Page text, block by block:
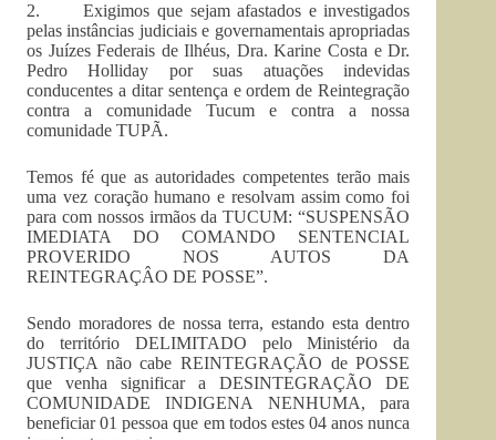
2. Exigimos que sejam afastados e investigados
pelas instâncias judiciais e governamentais apropriadas
os Juízes Federais de Ilhéus, Dra. Karine Costa e Dr.
Pedro Holliday por suas atuações indevidas
conducentes a ditar sentença e ordem de Reintegração
contra a comunidade Tucum e contra a nossa
comunidade TUPÃ.
Temos fé que as autoridades competentes terão mais
uma vez coração humano e resolvam assim como foi
para com nossos irmãos da TUCUM: “SUSPENSÃO
IMEDIATA DO COMANDO SENTENCIAL
PROVERIDO NOS AUTOS DA
REINTEGRAÇÂO DE POSSE”.
Sendo moradores de nossa terra, estando esta dentro
do território DELIMITADO pelo Ministério da
JUSTIÇA não cabe REINTEGRAÇÃO de POSSE
que venha significar a DESINTEGRAÇÃO DE
COMUNIDADE INDIGENA NENHUMA, para
beneficiar 01 pessoa que em todos estes 04 anos nunca